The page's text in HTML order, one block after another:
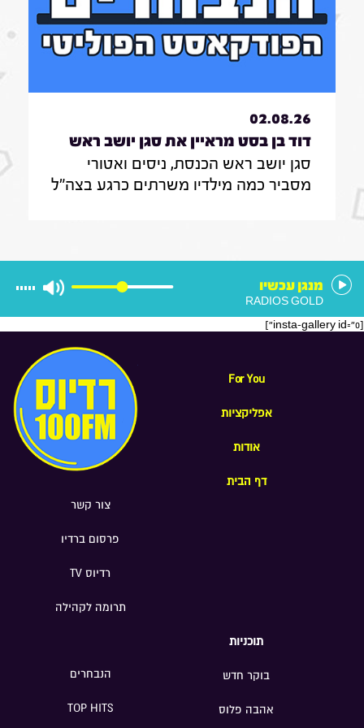
שיאפשר להפוך בנייני משרדים ושטחי
מסחר לדירות מגורים ולהפך
02.08.26
דוד בן בסט מראיין את סגן יושב ראש
הכנסת, ניסים ואטורי|31.7.26
סגן יושב ראש הכנסת, ניסים ואטורי
מסביר כמה מילדיו משרתים כרגע בצה"ל
מנגן עכשיו
RADIOS GOLD
[insta-gallery id="0"]
For You
אפליקציות
אודות
דף הבית
צור קשר
פרסום ברדיו
רדיוס TV
תרומה לקהילה
תוכניות
בוקר חדש
אהבה פלוס
הנבחרים
TOP HITS